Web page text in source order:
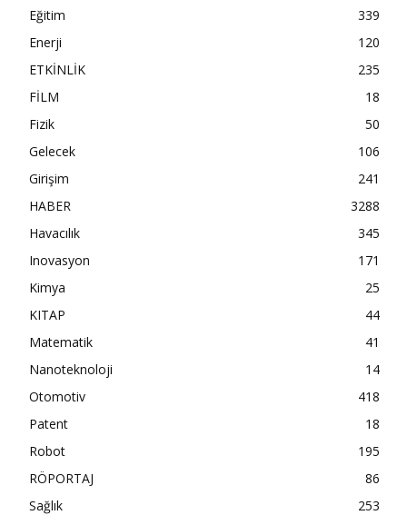
Eğitim
339
Enerji
120
ETKİNLİK
235
FİLM
18
Fizik
50
Gelecek
106
Girişim
241
HABER
3288
Havacılık
345
Inovasyon
171
Kimya
25
KITAP
44
Matematik
41
Nanoteknoloji
14
Otomotiv
418
Patent
18
Robot
195
RÖPORTAJ
86
Sağlık
253